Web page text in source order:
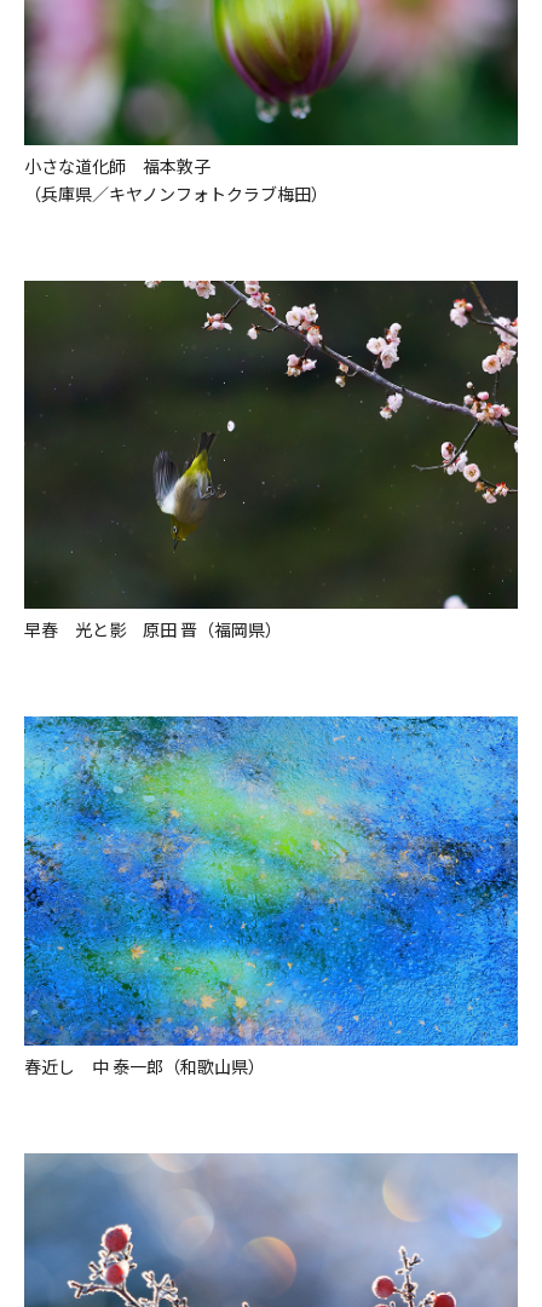
小さな道化師 福本敦子
（兵庫県／キヤノンフォトクラブ梅田）
早春 光と影 原田 晋（福岡県）
春近し 中 泰一郎（和歌山県）